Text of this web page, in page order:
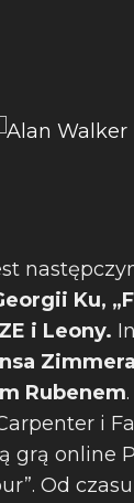
Ku,
i Leony.
Rubenem
i
grą online
Od